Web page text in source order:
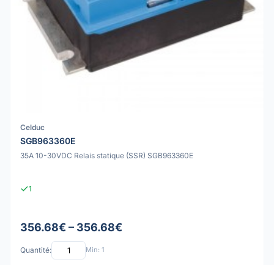
Celduc
SGB963360E
35A 10-30VDC Relais statique (SSR) SGB963360E
1
356.68€ – 356.68€
Quantité: Min: 1